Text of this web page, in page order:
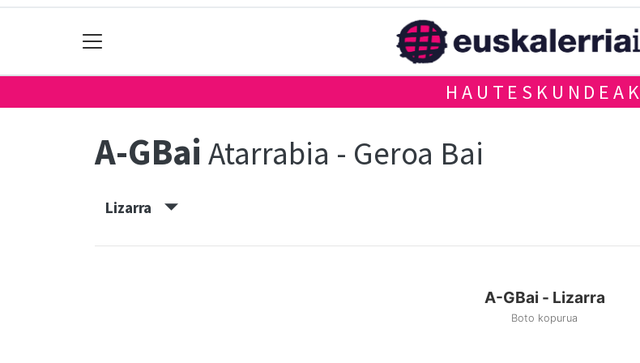
HAUTESKUNDEAK
A-GBai Atarrabia - Geroa Bai
Lizarra
A-GBai - Lizarra
Boto kopurua